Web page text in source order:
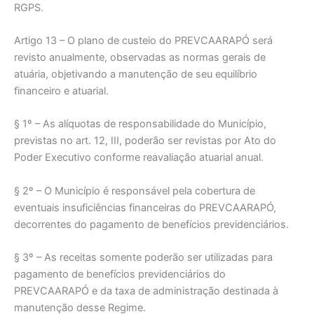
RGPS.
Artigo 13 – O plano de custeio do PREVCAARAPÓ será
revisto anualmente, observadas as normas gerais de
atuária, objetivando a manutenção de seu equilíbrio
financeiro e atuarial.
§ 1º – As alíquotas de responsabilidade do Município,
previstas no art. 12, III, poderão ser revistas por Ato do
Poder Executivo conforme reavaliação atuarial anual.
§ 2º – O Município é responsável pela cobertura de
eventuais insuficiências financeiras do PREVCAARAPÓ,
decorrentes do pagamento de benefícios previdenciários.
§ 3º – As receitas somente poderão ser utilizadas para
pagamento de benefícios previdenciários do
PREVCAARAPÓ e da taxa de administração destinada à
manutenção desse Regime.